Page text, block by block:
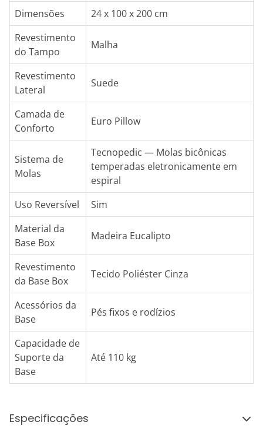
Dimensões
24 x 100 x 200 cm
Revestimento
do Tampo
Malha
Revestimento
Lateral
Suede
Camada de
Conforto
Euro Pillow
Sistema de
Molas
Tecnopedic — Molas bicônicas
temperadas eletronicamente em
espiral
Uso Reversível
Sim
Material da
Base Box
Madeira Eucalipto
Revestimento
da Base Box
Tecido Poliéster Cinza
Acessórios da
Base
Pés fixos e rodízios
Capacidade de
Suporte da
Base
Até 110 kg
Especificações